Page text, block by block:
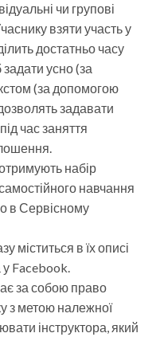
чи групові
взяти участь у
достатньо часу
усно (за
(за допомогою
задавати
час заняття
набір
навчання
в Сервісному
міститься в їх описі
Facebook.
за собою право
з метою належної
інструктора, який